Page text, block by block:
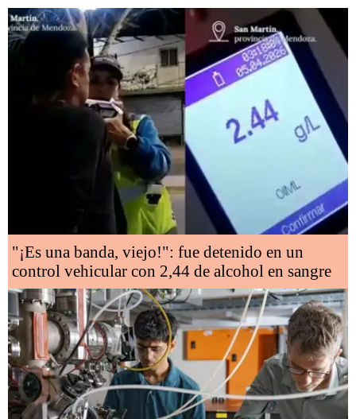
"¡Es una banda, viejo!": fue detenido en un
control vehicular con 2,44 de alcohol en sangre